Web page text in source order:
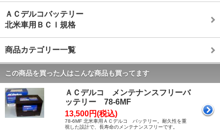
ＡＣデルコバッテリー
北米車用ＢＣＩ規格
商品カテゴリー一覧
この商品を買った人はこんな商品も買ってます
ＡＣデルコ メンテナンスフリーバ
ッテリー 78-6MF
13,500円(税込)
78-6MF 北米車用ＡＣデルコ バッテリー。耐久性を重
視した設計で、長寿命のメンテナンスフリーです。